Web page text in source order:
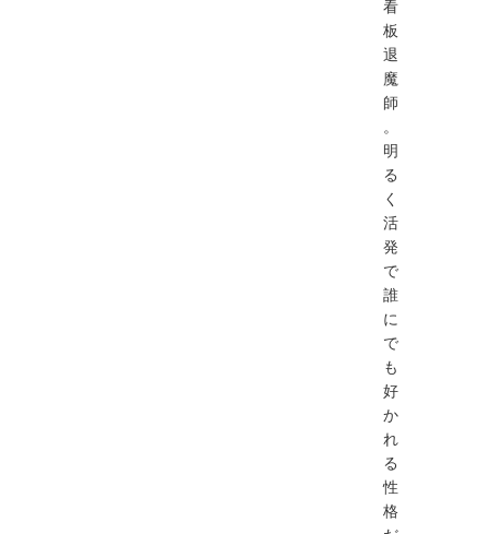
看
板
退
魔
師
。
明
る
く
活
発
で
誰
に
で
も
好
か
れ
る
性
格